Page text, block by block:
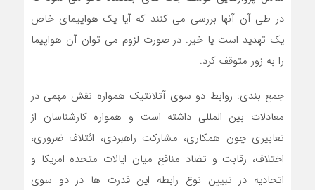
در طی آن آنها بررسی می کنند که آیا یک هواپیمای خاص
یک تهدید است یا خیر. در صورت لزوم می توان آن هواپیما
را به زور متوقف کرد.
جمع بندی: روابط دو سوی آتلانتیک همواره نقش مهمی در
معادلات بین المللی داشته است و همواره کارشناسان از
تعابیری چون همکاری، مشارکت راهبردی، ائتلاف ضروری،
اختلاف، رقابت و تضاد منافع میان ایالات متحده امریکا و
اتحادیه در تبیین نوع رابطه این قدرت ها در دو سوی